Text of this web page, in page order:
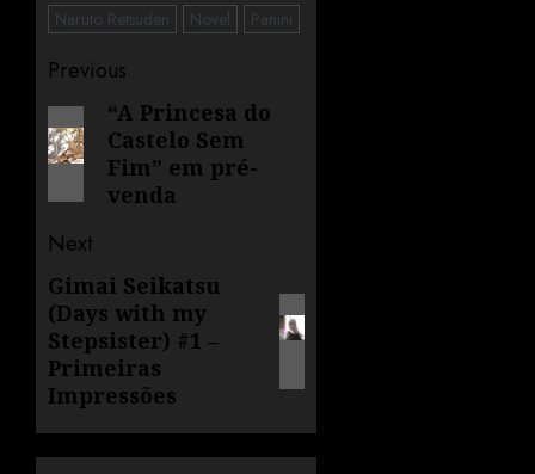
Naruto Retsuden
Novel Panini
Previous
“A Princesa do
Castelo Sem
Fim” em pré-
venda
Next
Gimai Seikatsu
(Days with my
Stepsister) #1 –
Primeiras
Impressões